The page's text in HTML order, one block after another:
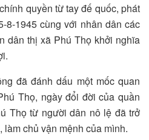
quyền từ tay đế quốc, phát
8-1945 cùng với nhân dân các
dân thị xã Phú Thọ khởi nghĩa
đã đánh dấu một mốc quan
Thọ, ngày đổi đời của quần
Thọ từ người dân nô lệ đã trở
chủ vận mệnh của mình.